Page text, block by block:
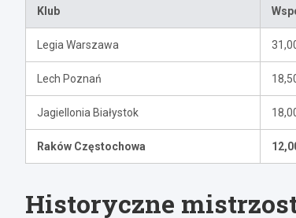
Klub
Legia Warszawa
Lech Poznań
Jagiellonia Białystok
Raków Częstochowa
Historyczne